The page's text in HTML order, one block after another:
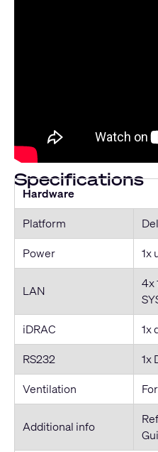
Specifications
Hardware
Platform
Power
1x
LAN
4x
iDRAC
1x
RS232
1x
Ventilation
Additional info